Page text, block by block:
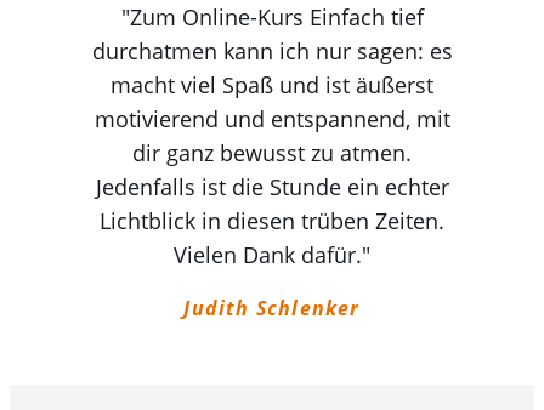
"Zum Online-Kurs Einfach tief
durchatmen kann ich nur sagen: es
macht viel Spaß und ist äußerst
motivierend und entspannend, mit
dir ganz bewusst zu atmen.
Jedenfalls ist die Stunde ein echter
Lichtblick in diesen trüben Zeiten.
Vielen Dank dafür."
Judith Schlenker